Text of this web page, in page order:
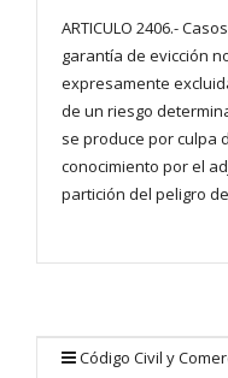
ARTICULO 2406.-
garantía de evicción
expresamente
de un riesgo
se produce por culpa
conocimiento por el
partición del peligro
Código Civil y